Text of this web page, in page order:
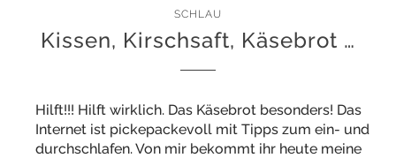
SCHLAU
Kissen, Kirschsaft, Käsebrot …
Hilft!!! Hilft wirklich. Das Käsebrot besonders! Das
Internet ist pickepackevoll mit Tipps zum ein- und
durchschlafen. Von mir bekommt ihr heute meine